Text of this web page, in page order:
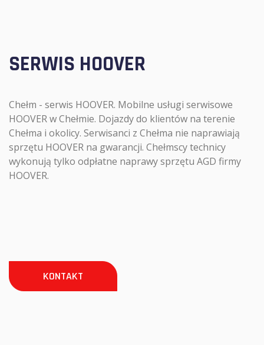
SERWIS HOOVER
Chełm - serwis HOOVER. Mobilne usługi serwisowe
HOOVER w Chełmie. Dojazdy do klientów na terenie
Chełma i okolicy. Serwisanci z Chełma nie naprawiają
sprzętu HOOVER na gwarancji. Chełmscy technicy
wykonują tylko odpłatne naprawy sprzętu AGD firmy
HOOVER.
KONTAKT